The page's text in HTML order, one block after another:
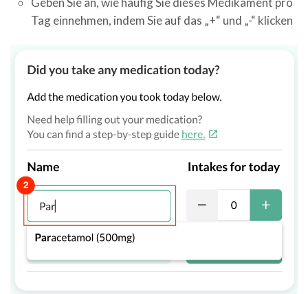
Tag einnehmen, indem Sie auf das „+“ und „-“ klicken